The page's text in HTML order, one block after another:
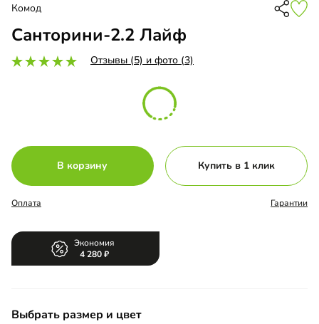
Комод
Санторини-2.2 Лайф
Отзывы (5) и фото (3)
В корзину Купить в 1 клик
Оплата Гарантии
Экономия
4 280
Выбрать размер и цвет